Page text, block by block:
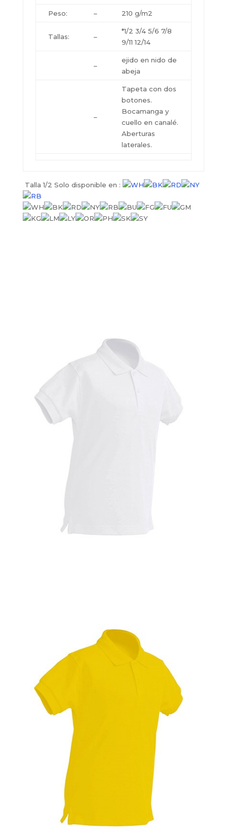
Peso: – 210 g/m2
Tallas: –
*1/2 3/4 5/6 7/8
9/11 12/14
–
ejido en nido de
abeja
–
Tapeta con dos
botones.
Bocamanga y
cuello en canalé.
Aberturas
laterales.
Talla 1/2 Solo disponible en :